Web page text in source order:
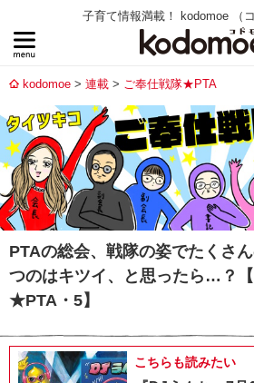
子育て情報満載！ kodomoe （
kodomoe 連載 ご奉仕戦隊★PTA
PTAの総会、戦隊の姿でたくさ
つのはキツイ、と思ったら…？
★PTA・5】
こちらも読みたい